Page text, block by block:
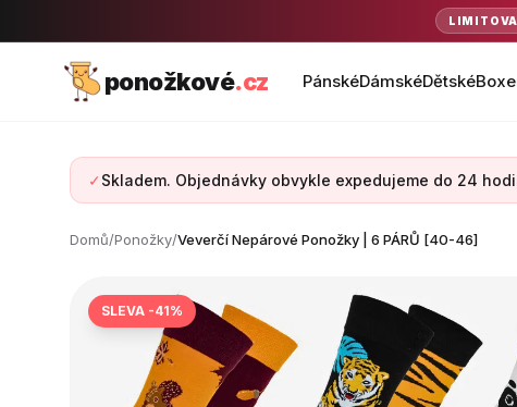
ponožkové.cz PánskéDámskéDětské
✓ Skladem. Objednávky obvykle expedujeme do 24
Domů/Ponožky/Veverčí Nepárové Ponožky | 6 PÁRŮ [40-46]
SLEVA -41%